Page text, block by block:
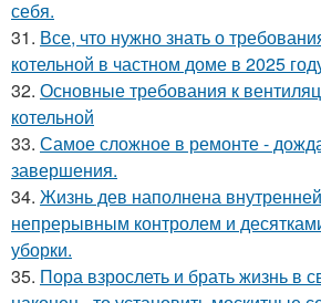
себя.
31. Все, что нужно знать о
котельной в частном доме в 2025
32. Основные требования к
котельной
33. Самое сложное в ремонте -
завершения.
34. Жизнь дев наполнена
непрерывным контролем и
уборки.
35. Пора взрослеть и брать жизнь в